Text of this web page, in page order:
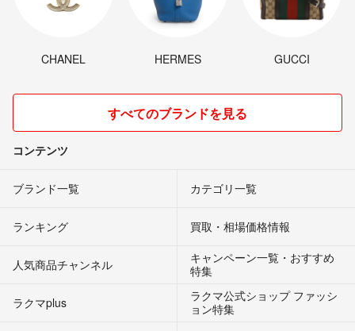
CHANEL HERMES GUCCI
すべてのブランドを見る
コンテンツ
ブランド一覧 カテゴリ一覧
ランキング 買取・相場価格情報
人気商品チャンネル
キャンペーン一覧・おすすめ
特集
ラクマplus
ラクマ公式ショップ ファッシ
ョン特集